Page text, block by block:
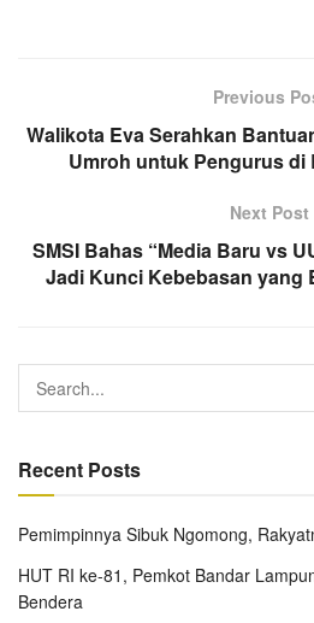
Previous
Walikota Eva Serahkan
Umroh untuk Pengurus di
Next Post
SMSI Bahas “Media Baru vs
Jadi Kunci Kebebasan yang
Recent Posts
Pemimpinnya Sibuk Ngomong,
HUT RI ke-81, Pemkot Bandar
Bendera